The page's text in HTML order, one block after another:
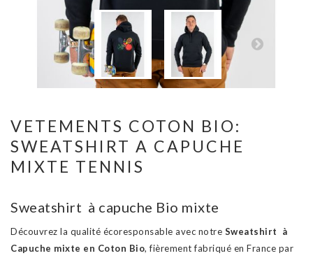
VETEMENTS COTON BIO:
SWEATSHIRT A CAPUCHE
MIXTE TENNIS
Sweatshirt à capuche Bio mixte
Découvrez la qualité écoresponsable avec notre Sweatshirt à
Capuche mixte en Coton Bio, fièrement fabriqué en France par